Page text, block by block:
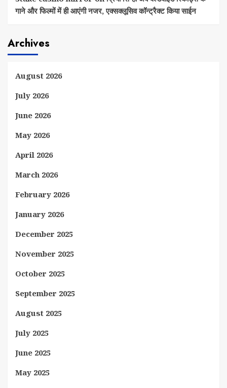
गाने और फिल्मों में ही आएंगी नजर, एक्सक्लूसिव कॉन्ट्रैक्ट किया साईन
Archives
August 2026
July 2026
June 2026
May 2026
April 2026
March 2026
February 2026
January 2026
December 2025
November 2025
October 2025
September 2025
August 2025
July 2025
June 2025
May 2025